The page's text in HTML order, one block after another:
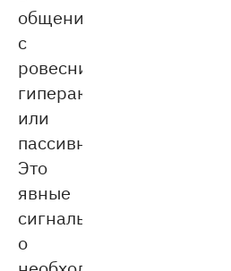
общении
с
ровесниками,
гиперактивность
или
пассивность.
Это
явные
сигналы
о